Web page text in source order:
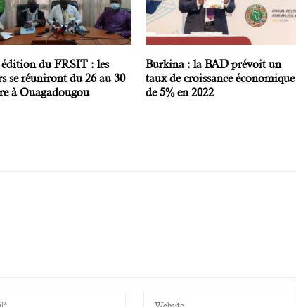
du FRSIT : les
se réuniront du 26 au 30
à Ouagadougou
Burkina : la BAD prévoit un
taux de croissance économique
de 5% en 2022